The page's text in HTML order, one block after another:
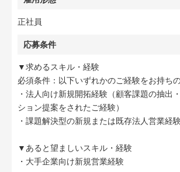
正社員
応募条件
▼求めるスキル・経験
必須条件：以下いずれかのご経験をお持ち
・法人向け新規開拓経験（顧客課題の抽出
ション提案をされたご経験）
・課題解決型の新規または既存法人営業経
▼あると望ましいスキル・経験
・大手企業向け新規営業経験